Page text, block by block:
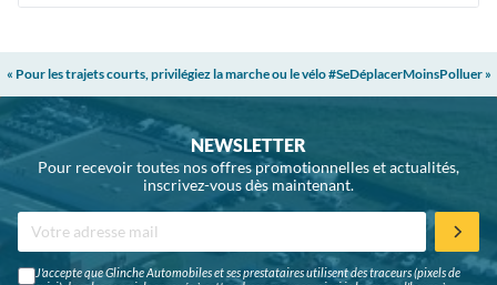
« Pour les trajets courts, privilégiez la marche ou le vélo #SeDéplacerMoinsPolluer »
NEWSLETTER
Pour recevoir toutes nos offres promotionnelles et actualités,
inscrivez-vous dès maintenant.
J'accepte que Glinche Automobiles et ses prestataires utilisent des traceurs (pixels de